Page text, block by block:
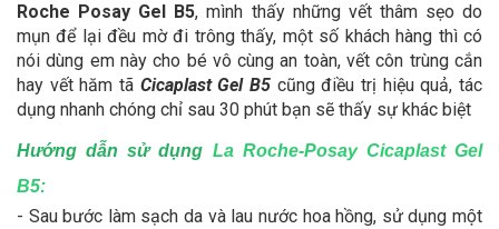
Roche Posay Gel B5, mình thấy những vết thâm sẹo do
mụn để lại đều mờ đi trông thấy, một số khách hàng thì có
nói dùng em này cho bé vô cùng an toàn, vết côn trùng cắn
hay vết hăm tã Cicaplast Gel B5 cũng điều trị hiệu quả, tác
dụng nhanh chóng chỉ sau 30 phút bạn sẽ thấy sự khác biệt
Hướng dẫn sử dụng La Roche-Posay Cicaplast Gel
B5:
- Sau bước làm sạch da và lau nước hoa hồng, sử dụng một